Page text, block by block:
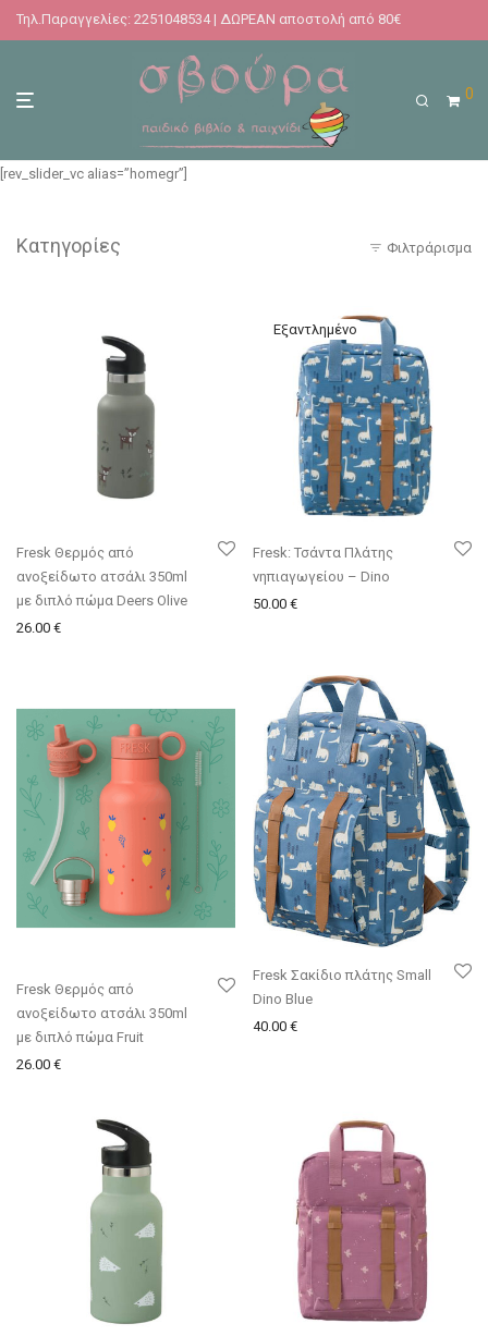
Τηλ.Παραγγελίες: 2251048534 | ΔΩΡΕΑΝ αποστολή από 80€
0
[rev_slider_vc alias=”homegr”]
Κατηγορίες Φιλτράρισμα
Fresk Θερμός από
ανοξείδωτο ατσάλι 350ml
με διπλό πώμα Deers Olive
26.00 €
Fresk: Τσάντα Πλάτης
νηπιαγωγείου – Dino
50.00 €
Fresk Θερμός από
ανοξείδωτο ατσάλι 350ml
με διπλό πώμα Fruit
26.00 €
Fresk Σακίδιο πλάτης Small
Dino Blue
40.00 €